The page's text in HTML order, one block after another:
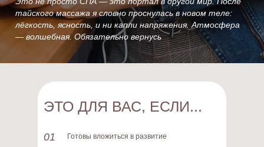
тайского массажа я словно проснулась в новом теле:
лёгкость, ясность, и ни капли напряжения. Атмосфера
— волшебная. Обязательно вернусь
ЭТО ДЛЯ ВАС, ЕСЛИ...
01 Готовы вложиться в развитие